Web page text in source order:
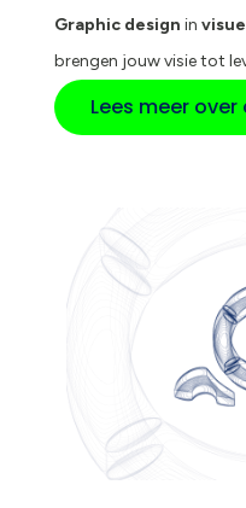
Graphic design in
brengen jouw visie tot
Lees meer